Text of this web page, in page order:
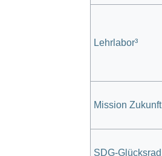
Lehrlabor³
Mission Zukunft
SDG-Glücksrad